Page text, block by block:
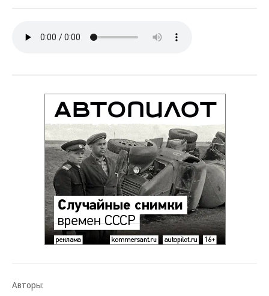
Авторы: